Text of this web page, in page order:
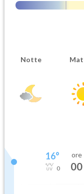
Notte
16°
0
ore
00